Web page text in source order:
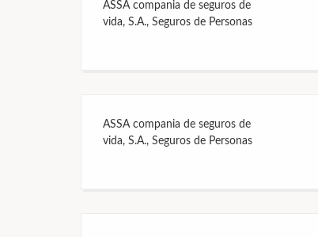
ASSA compania de seguros de
vida, S.A., Seguros de Personas
ASSA compania de seguros de
vida, S.A., Seguros de Personas